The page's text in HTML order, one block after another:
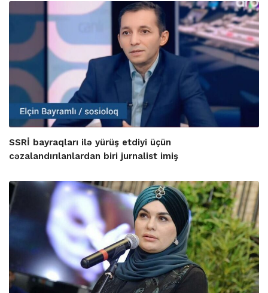
SSRİ bayraqları ilə yürüş etdiyi üçün
cəzalandırılanlardan biri jurnalist imiş